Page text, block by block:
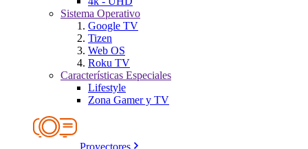
Sistema Operativo
Google TV
Tizen
Web OS
Roku TV
Características Especiales
Lifestyle
Zona Gamer y TV
Proyectores